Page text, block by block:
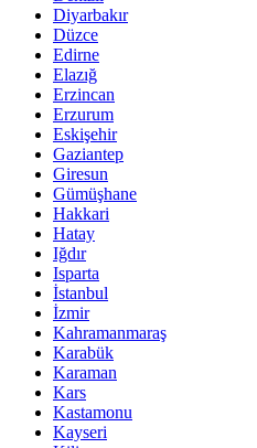
Diyarbakır
Düzce
Edirne
Elazığ
Erzincan
Erzurum
Eskişehir
Gaziantep
Giresun
Gümüşhane
Hakkari
Hatay
Iğdır
Isparta
İstanbul
İzmir
Kahramanmaraş
Karabük
Karaman
Kars
Kastamonu
Kayseri